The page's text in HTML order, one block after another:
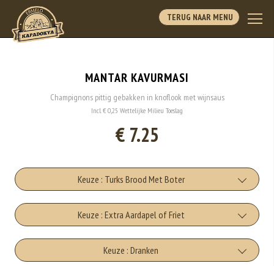
TERUG NAAR MENU
MANTAR KAVURMASI
Champignons pittig gebakken in knoflook met wijnsaus
Incl. € 0,25 Wettelijke Milieu Toeslag
€ 7.25
Keuze : Turks Brood Met Boter
Turks Brood Met Boter
+€5.00
Extra Kruidenboter
Keuze : Extra Aardapel of Friet
Extra Aardapel
Keuze : Dranken